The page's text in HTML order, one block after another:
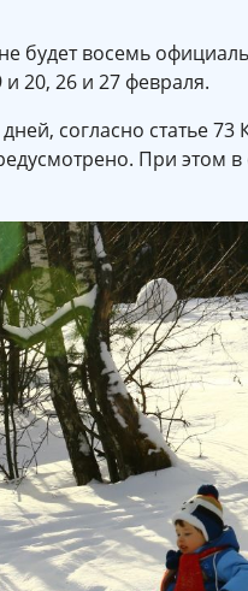
будет восемь
и 20, 26 и 27 февраля.
согласно статье 73
При этом